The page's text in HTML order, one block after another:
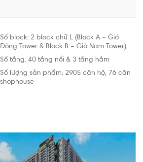
Số block: 2 block chữ L (Block A – Gió
Đông Tower & Block B – Gió Nam Tower)
Số tầng: 40 tầng nổi & 3 tầng hầm
Số lượng sản phẩm: 2905 căn hộ, 76 căn
shophouse